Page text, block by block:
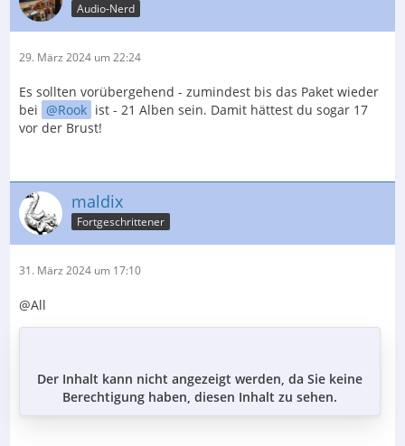
Audio-Nerd
29. März 2024 um 22:24
Es sollten vorübergehend - zumindest bis das Paket wieder
bei
Rook ist - 21 Alben sein. Damit hättest du sogar 17
vor der Brust!
maldix
Fortgeschrittener
31. März 2024 um 17:10
@All
Der Inhalt kann nicht angezeigt werden, da Sie keine
Berechtigung haben, diesen Inhalt zu sehen.